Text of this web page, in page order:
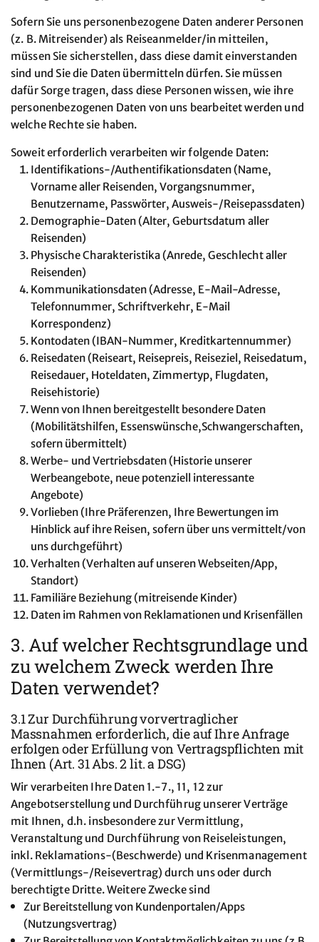
Sofern Sie uns personenbezogene Daten anderer Personen
(z. B. Mitreisender) als Reiseanmelder/in mitteilen,
müssen Sie sicherstellen, dass diese damit einverstanden
sind und Sie die Daten übermitteln dürfen. Sie müssen
dafür Sorge tragen, dass diese Personen wissen, wie ihre
personenbezogenen Daten von uns bearbeitet werden und
welche Rechte sie haben.
Soweit erforderlich verarbeiten wir folgende Daten:
Identifikations-/Authentifikationsdaten (Name,
Vorname aller Reisenden, Vorgangsnummer,
Benutzername, Passwörter, Ausweis-/Reisepassdaten)
Demographie-Daten (Alter, Geburtsdatum aller
Reisenden)
Physische Charakteristika (Anrede, Geschlecht aller
Reisenden)
Kommunikationsdaten (Adresse, E-Mail-Adresse,
Telefonnummer, Schriftverkehr, E-Mail
Korrespondenz)
Kontodaten (IBAN-Nummer, Kreditkartennummer)
Reisedaten (Reiseart, Reisepreis, Reiseziel, Reisedatum,
Reisedauer, Hoteldaten, Zimmertyp, Flugdaten,
Reisehistorie)
Wenn von Ihnen bereitgestellt besondere Daten
(Mobilitätshilfen, Essenswünsche,Schwangerschaften,
sofern übermittelt)
Werbe- und Vertriebsdaten (Historie unserer
Werbeangebote, neue potenziell interessante
Angebote)
Vorlieben (Ihre Präferenzen, Ihre Bewertungen im
Hinblick auf ihre Reisen, sofern über uns vermittelt/von
uns durchgeführt)
Verhalten (Verhalten auf unseren Webseiten/App,
Standort)
Familiäre Beziehung (mitreisende Kinder)
Daten im Rahmen von Reklamationen und Krisenfällen
3. Auf welcher Rechtsgrundlage und
zu welchem Zweck werden Ihre
Daten verwendet?
3.1 Zur Durchführung vorvertraglicher
Massnahmen erforderlich, die auf Ihre Anfrage
erfolgen oder Erfüllung von Vertragspflichten mit
Ihnen (Art. 31 Abs. 2 lit. a DSG)
Wir verarbeiten Ihre Daten 1.-7., 11, 12 zur
Angebotserstellung und Durchführug unserer Verträge
mit Ihnen, d.h. insbesondere zur Vermittlung,
Veranstaltung und Durchführung von Reiseleistungen,
inkl. Reklamations-(Beschwerde) und Krisenmanagement
(Vermittlungs-/Reisevertrag) durch uns oder durch
berechtigte Dritte. Weitere Zwecke sind
Zur Bereitstellung von Kundenportalen/Apps
(Nutzungsvertrag)